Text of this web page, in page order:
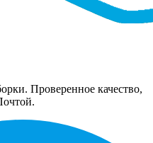
Проверенное качество,